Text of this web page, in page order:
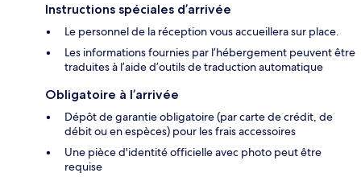
Instructions spéciales d’arrivée
Le personnel de la réception vous accueillera sur place.
Les informations fournies par l’hébergement peuvent être
traduites à l’aide d’outils de traduction automatique
Obligatoire à l’arrivée
Dépôt de garantie obligatoire (par carte de crédit, de
débit ou en espèces) pour les frais accessoires
Une pièce d'identité officielle avec photo peut être
requise